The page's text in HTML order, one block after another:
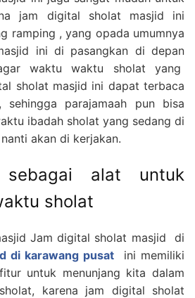
jam digital sholat masjid ini
ramping , yang opada umumnya
ini di pasangkan di depan
waktu waktu sholat yang
sholat masjid ini dapat terbaca
parajamaah pun bisa
ibadah sholat yang sedang di
akan di kerjakan.
alat untuk
sholat
Jam digital sholat masjid di
di karawang pusat ini memiliki
untuk menunjang kita dalam
karena jam digital sholat